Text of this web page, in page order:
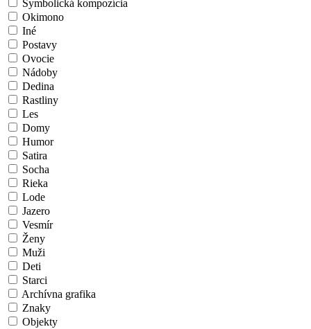
Symbolická kompozícia
Okimono
Iné
Postavy
Ovocie
Nádoby
Dedina
Rastliny
Les
Domy
Humor
Satira
Socha
Rieka
Lode
Jazero
Vesmír
Ženy
Muži
Deti
Starci
Archívna grafika
Znaky
Objekty